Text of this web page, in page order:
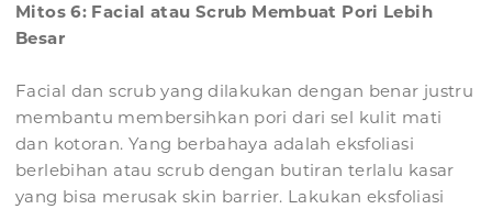
Mitos 6: Facial atau Scrub Membuat Pori Lebih
Besar
Facial dan scrub yang dilakukan dengan benar justru
membantu membersihkan pori dari sel kulit mati
dan kotoran. Yang berbahaya adalah eksfoliasi
berlebihan atau scrub dengan butiran terlalu kasar
yang bisa merusak skin barrier. Lakukan eksfoliasi